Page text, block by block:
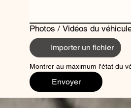
Photos / Vidéos du
Importer un fichier
Montrer au maximum l'état du
Envoyer